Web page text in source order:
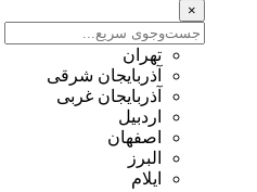
×
تهران
آذربایجان شرقی
آذربایجان غربی
اردبیل
اصفهان
البرز
ایلام